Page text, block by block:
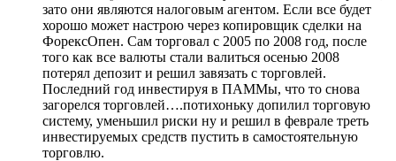
зато они являются налоговым агентом. Если все будет
хорошо может настрою через копировщик сделки на
ФорексОпен. Сам торговал с 2005 по 2008 год, после
того как все валюты стали валиться осенью 2008
потерял депозит и решил завязать с торговлей.
Последний год инвестируя в ПАММы, что то снова
загорелся торговлей….потихоньку допилил торговую
систему, уменьшил риски ну и решил в феврале треть
инвестируемых средств пустить в самостоятельную
торговлю.